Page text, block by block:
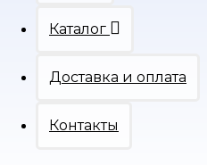
Каталог
Доставка и оплата
Контакты